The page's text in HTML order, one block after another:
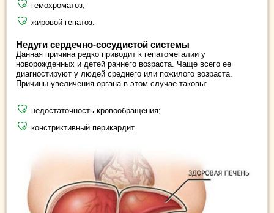
гемохроматоз;
жировой гепатоз.
Недуги сердечно-сосудистой системы
Данная причина редко приводит к гепатомегалии у
новорожденных и детей раннего возраста. Чаще всего ее
диагностируют у людей среднего или пожилого возраста.
Причины увеличения органа в этом случае таковы:
недостаточность кровообращения;
констриктивный перикардит.